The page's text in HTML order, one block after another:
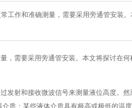
工作和准确测量，需要采用旁通管安装
，需要采用旁通管安装。本文将探讨在何
发射和接收微波信号来测量液位高度。
介质：某些液体介质具有极高或极低的温